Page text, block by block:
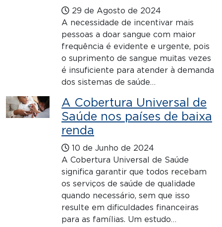
29 de Agosto de 2024
A necessidade de incentivar mais
pessoas a doar sangue com maior
frequência é evidente e urgente, pois
o suprimento de sangue muitas vezes
é insuficiente para atender à demanda
dos sistemas de saúde…
A Cobertura Universal de
Saúde nos países de baixa
renda
10 de Junho de 2024
A Cobertura Universal de Saúde
significa garantir que todos recebam
os serviços de saúde de qualidade
quando necessário, sem que isso
resulte em dificuldades financeiras
para as famílias. Um estudo…